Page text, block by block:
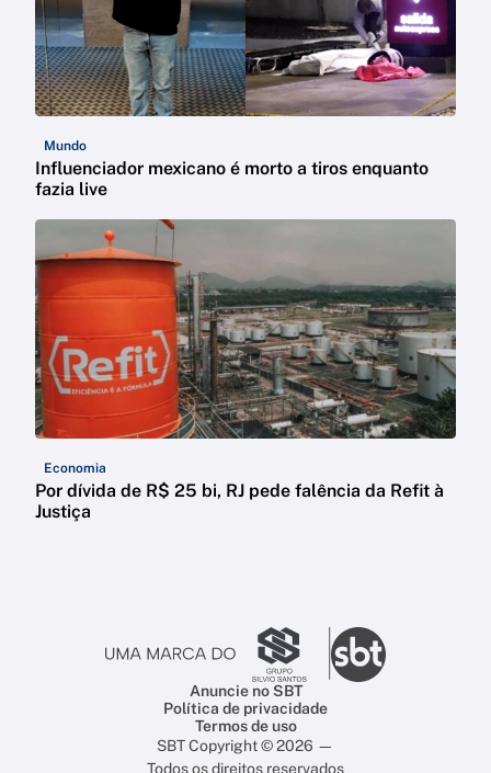
Mundo
Influenciador mexicano é morto a tiros enquanto
fazia live
Economia
Por dívida de R$ 25 bi, RJ pede falência da Refit à
Justiça
Anuncie no SBT
Política de privacidade
Termos de uso
SBT Copyright © 2026 —
Todos os direitos reservados